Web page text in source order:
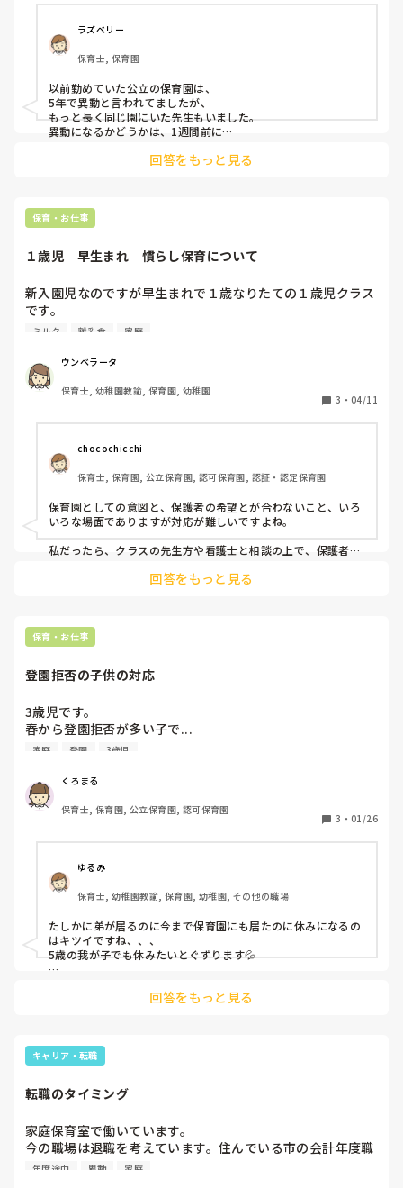
長文失礼しました
てと言われました。家庭の都合で今のところから離れるのは
厳しいです。（来年度は状況が変わるので引っ越しするつも
りでした)
社会ってこんなに厳しいものですか?
ラズベリー
保育士, 保育園
以前勤めていた公立の保育園は、
5年で異動と言われてましたが、
もっと長く同じ園にいた先生もいました。
異動になるかどうかは、1週間前に
市内なので、引越しする必要はありませんでしたが、毎年ドキ
回答をもっと見る
保育・お仕事
１歳児　早生まれ　慣らし保育について
新入園児なのですが早生まれで１歳なりたての１歳児クラス
です。
栄養摂取してるようで1日200を5回飲んでるそうです。
１歳児なので対人数的にも調乳してミルクを毎回飲ませるの
は厳しいですし、離乳食の進みもあまり良くないので慣らし
保育をゆっくり進めながら食事の量を増やしてミルクを減ら
していきたいなと個人的に思うのですが、保護者には『とに
かくミルクをあげてください！』と言われます。
また、食事が食べれないとなると、お預かりが午前だけにな
ったりする場合があると言うと、なんで預かれないんです
か？ミルクあげればいいじゃないですか！と。。。
早生まれで仕方がないのも承知ですが、離乳食を進めるなど
ミルク 離乳食 家庭
ウンベラータ
保育士, 幼稚園教諭, 保育園, 幼稚園
3 ・ 04/11
chocochicchi
保育士, 保育園, 公立保育園, 認可保育園, 認証・認定保育園
保育園としての意図と、保護者の希望とが合わないこと、いろ
いろな場面でありますが対応が難しいですよね。
私だったら、クラスの先生方や看護士と相談の上で、保護者と
て、なぜ離乳食を進めないのか（忙しいからなのか、進め方が
し、ご家庭と保育園とで協力して離乳食を進めていきたいこと
をお話すると思います。
回答をもっと見る
保育・お仕事
登園拒否の子供の対応
3歳児です。
春から登園拒否が多い子で...
それが最近になって酷くなってきてしまい、保護者も担任も
その子の特徴としては
・下に弟が2人(1歳児(家庭の事情で12月まで園に入所してい
ました。))
・核家族で父親の仕事が忙しく、平日はあまり頼りに出来な
い
・まだ遊びも乏しく、遊び込めるものに出会っておらず環境
を整えながら園でも模索中
・発達もゆっくりめな子
12月に家庭内でコロナ陽性者が出て自宅待機期間、その間に
弟くんが退所する日になってしまい、｢どうして僕は保育園
なのに弟は行かないんだ｣ということがきっかけで登園拒否
朝弟達が寝ているうちに園に連れてこようとしても玄関で大
と言ったことが続きどうしたものか...と悩んでいます。
今の手立てとして、
・次の日の行事などを伝えて楽しいことが待ってると期待を
持たせる
・本人が遊び込めるものを見つけて｢明日もこれやりたい!!｣
と思うようにしていく
・登園出来たらシールを貼る(前日に本人に選んでもらっ
家庭 登園 3歳児
くろまる
保育士, 保育園, 公立保育園, 認可保育園
3 ・ 01/26
ゆるみ
保育士, 幼稚園教諭, 保育園, 幼稚園, その他の職場
たしかに弟が居るのに今まで保育園にも居たのに休みになるの
はキツイですね、、、
5歳の我が子でも休みたいとぐずります💦
強いのでしょうね、長期戦ですね
もハードルが高い可能性があったので、逃げ道として事務所に
いさせてもらう時間を作っでました。ルールを決めて、園でも
回答をもっと見る
キャリア・転職
転職のタイミング
家庭保育室で働いています。
今の職場は退職を考えています。住んでいる市の会計年度職
員の登録をしました。
年度途中 異動 家庭